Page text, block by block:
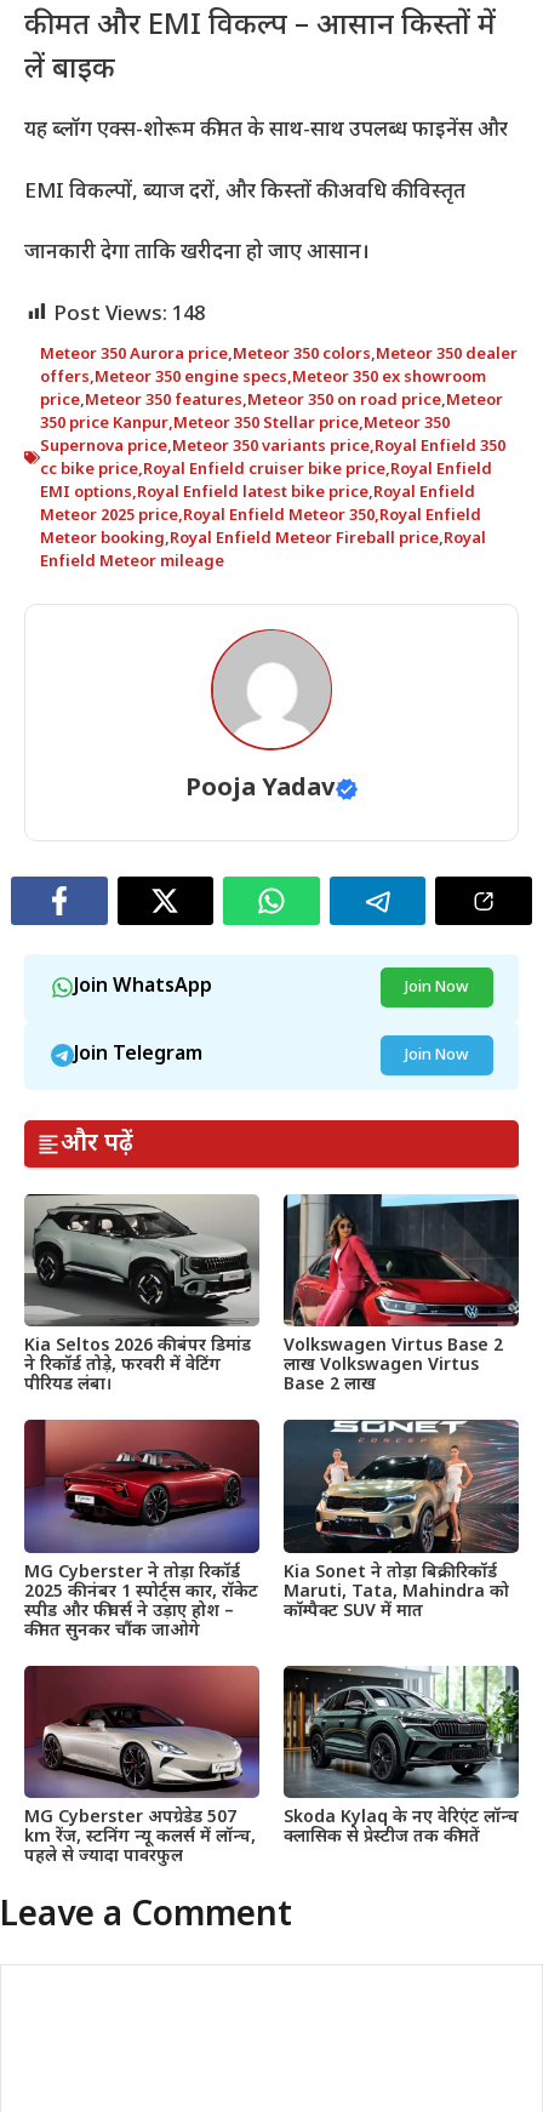
कीमत और EMI विकल्प – आसान किस्तों में
लें बाइक
यह ब्लॉग एक्स-शोरूम कीमत के साथ-साथ उपलब्ध फाइनेंस और
EMI विकल्पों, ब्याज दरों, और किस्तों की अवधि की विस्तृत
जानकारी देगा ताकि खरीदना हो जाए आसान।
Post Views: 148
Meteor 350 Aurora price,Meteor 350 colors,Meteor 350 dealer
offers,Meteor 350 engine specs,Meteor 350 ex showroom
price,Meteor 350 features,Meteor 350 on road price,Meteor
350 price Kanpur,Meteor 350 Stellar price,Meteor 350
Supernova price,Meteor 350 variants price,Royal Enfield 350
cc bike price,Royal Enfield cruiser bike price,Royal Enfield
EMI options,Royal Enfield latest bike price,Royal Enfield
Meteor 2025 price,Royal Enfield Meteor 350,Royal Enfield
Meteor booking,Royal Enfield Meteor Fireball price,Royal
Enfield Meteor mileage
Pooja Yadav
Join WhatsApp Join Now
Join Telegram Join Now
और पढ़ें
Kia Seltos 2026 की बंपर डिमांड
ने रिकॉर्ड तोड़े, फरवरी में वेटिंग
पीरियड लंबा।
Volkswagen Virtus Base 2
लाख Volkswagen Virtus
Base 2 लाख
MG Cyberster ने तोड़ा रिकॉर्ड
2025 की नंबर 1 स्पोर्ट्स कार, रॉकेट
स्पीड और फीचर्स ने उड़ाए होश –
कीमत सुनकर चौंक जाओगे
Kia Sonet ने तोड़ा बिक्री रिकॉर्ड
Maruti, Tata, Mahindra को
कॉम्पैक्ट SUV में मात
MG Cyberster अपग्रेडेड 507
km रेंज, स्टनिंग न्यू कलर्स में लॉन्च,
पहले से ज्यादा पावरफुल
Skoda Kylaq के नए वेरिएंट लॉन्च
क्लासिक से प्रेस्टीज तक कीमतें
Leave a Comment